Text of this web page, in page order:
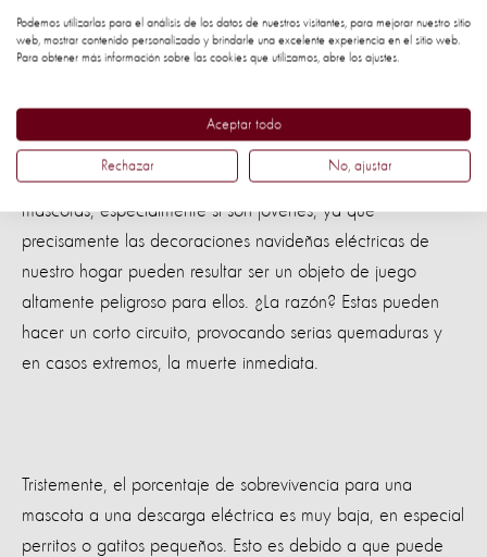
eléctricas en tu hogar
En este mes de celebraciones nuestro hogar se llena de
luces y adornos navideños. ¡Cuidado! Vigila de cerca a tus
mascotas, especialmente si son jóvenes, ya que
precisamente las decoraciones navideñas eléctricas de
nuestro hogar pueden resultar ser un objeto de juego
altamente peligroso para ellos. ¿La razón? Estas pueden
hacer un corto circuito, provocando serias quemaduras y
en casos extremos, la muerte inmediata.
Tristemente, el porcentaje de sobrevivencia para una
mascota a una descarga eléctrica es muy baja, en especial
perritos o gatitos pequeños. Esto es debido a que puede
Podemos utilizarlas para el análisis de los datos de nuestros visitantes, para mejorar nuestro sitio
web, mostrar contenido personalizado y brindarle una excelente experiencia en el sitio web.
Para obtener más información sobre las cookies que utilizamos, abre los ajustes.
Aceptar todo
Rechazar No, ajustar